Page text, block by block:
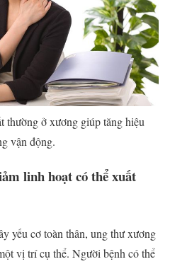
thường ở xương giúp tăng hiệu
vận động.
linh hoạt có thể xuất
yếu cơ toàn thân, ung thư xương
vị trí cụ thể. Người bệnh có thể